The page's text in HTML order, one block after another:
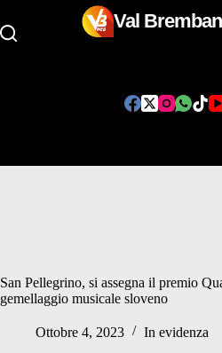
Val
San Pellegrino, si assegna il premio
gemellaggio musicale sloveno
Ottobre 4, 2023 In evidenza